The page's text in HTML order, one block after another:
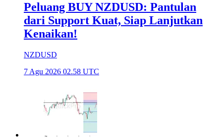
Peluang BUY NZDUSD: Pantulan
dari Support Kuat, Siap Lanjutkan
Kenaikan!
NZDUSD
7 Agu 2026 02.58 UTC